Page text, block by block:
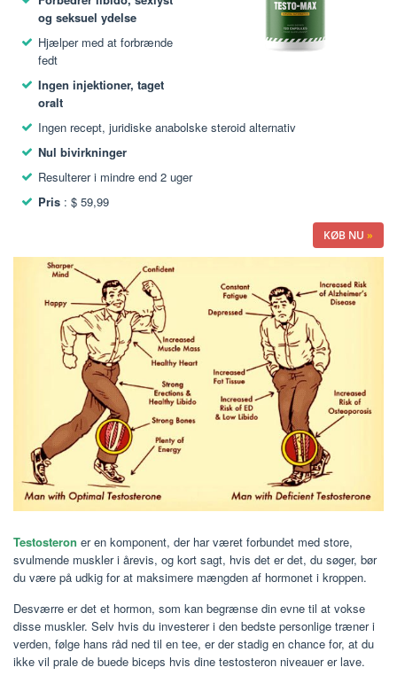
og seksuel ydelse
Hjælper med at forbrænde
fedt
Ingen injektioner, taget
oralt
Ingen recept, juridiske anabolske steroid alternativ
Nul bivirkninger
Resulterer i mindre end 2 uger
Pris : $ 59,99
KØB NU »
Testosteron er en komponent, der har været forbundet med store,
svulmende muskler i årevis, og kort sagt, hvis det er det, du søger, bør
du være på udkig for at maksimere mængden af hormonet i kroppen.
Desværre er det et hormon, som kan begrænse din evne til at vokse
disse muskler. Selv hvis du investerer i den bedste personlige træner i
verden, følge hans råd ned til en tee, er der stadig en chance for, at du
ikke vil prale de buede biceps hvis dine testosteron niveauer er lave.